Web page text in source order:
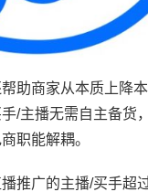
助商家从本质上降
/主播无需自主备货
职能解耦。
推广的主播/买手超